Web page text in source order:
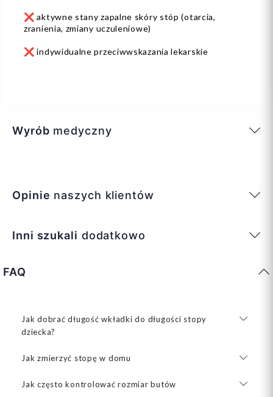
❌ aktywne stany zapalne skóry stóp (otarcia,
zranienia, zmiany uczuleniowe)
❌ indywidualne przeciwwskazania lekarskie
Wyrób medyczny
Opinie naszych klientów
Inni szukali dodatkowo
FAQ
Jak dobrać długość wkładki do długości stopy
dziecka?
Jak zmierzyć stopę w domu
Jak często kontrolować rozmiar butów